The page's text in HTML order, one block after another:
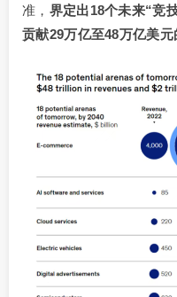
准， 界定出18个未来“竞
贡献29万亿至48万亿美元